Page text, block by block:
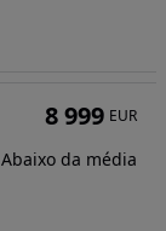
8 999 EUR
Abaixo da média